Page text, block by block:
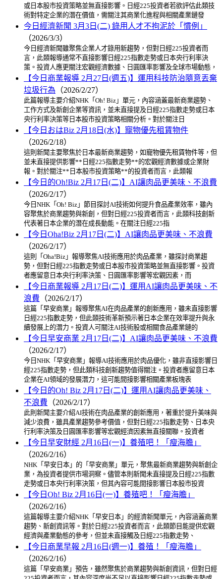
或日本股市投資策略並無直接影響。日經225投資者若欲評估此類技
術對特定企業的潛在價值，需關注其商業化進程與相關產業鏈發
今日經濟新聞 3月3日(二) 錄用人才不拘泥於「慣例」
（2026/3/3）
今日經濟新聞雖聚焦企業人才錄用新趨勢，但對日經225投資者而
言，此類報導通常不直接影響日經225指數走勢或日本央行利率決
策。投資人應更關注宏觀經濟數據、日圓匯率影響及全球市場動態，
【今日商業報導 2月27日(週五)】運用科技防治隨意丟棄
垃圾行為 （2026/2/27）
此篇報導主要介紹NHK「Oh! Biz」單元，內容涵蓋最新商業趨勢、
工作方式及新創企業等資訊，並未直接提及日經225指數走勢或日本
央行利率決策等日本股市投資策略相關分析。對於關注日
【今日おはBiz 2月18日(水)】寵物優先租賃物件
（2026/2/18）
這則新聞主要聚焦於日本最新商業趨勢，如寵物優先租賃物件等，但
並未直接提供影響**日經225指數走勢**的宏觀經濟數據或企業財
報。對於關注**日本股市投資策略**的投資者而言，此類報
【今日的Oh!Biz 2月17日(二)】AI讓肉品更美味、不浪費
（2026/2/17）
今日NHK「Oh! Biz」節目探討AI技術如何提升食品產業效率，雖內
容聚焦於商業趨勢與新創，但對日經225投資者而言，此類科技創新
代表著日本企業的潛在成長動能。在關注日經225指
【今日Oha!Biz 2月17日(二)】AI讓肉品更美味、不浪費
（2026/2/17）
這則「Oha!Biz」報導聚焦AI技術應用於肉品產業，雖探討商業趨
勢，但對日經225指數走勢或日本股市投資策略並無直接影響。投資
者應留意日本央行利率決策、日圓匯率影響等宏觀因素，而
【今日商業報導 2月17日(二)】運用AI讓肉品更美味、不
浪費 （2026/2/17）
這篇「早安商業」報導聚焦AI在肉品產業的創新應用，雖未直接影響
日經225指數走勢，但此類技術革新預示著日本企業在效率提升與永
續發展上的潛力。投資人可關注AI技術股或相關食品產業鏈的
【今日早安商業 2月17日(二)】AI讓肉品更美味、不浪費
（2026/2/17）
今日NHK「早安商業」報導AI技術應用於肉品優化，雖非直接影響日
經225指數走勢，但此類科技創新趨勢值得關注。投資者應留意日本
企業在AI領域的發展潛力，這可能間接影響相關產業板塊表
【今日的Oh! Biz 2月17日(二)】運用AI讓肉品更美味、
不浪費 （2026/2/17）
此則新聞主要介紹AI技術在肉品產業的創新應用，著重於提升美味與
減少浪費，雖具產業趨勢參考價值，但對日經225指數走勢、日本央
行利率決策及日圓匯率影響等宏觀經濟因素無直接關聯。投資者
【今日早安財經 2月16日(一)】養殖吧！「瘦海膽」
（2026/2/16）
NHK「早安日本」的「早安商業」單元，聚焦最新商業趨勢與新創企
業，為投資者提供市場洞察。儘管本則新聞未直接提及日經225指數
走勢或日本央行利率決策，但其內容可能間接影響日本股市投資
【今日Oh! Biz 2月16日(一)】養殖吧！「瘦海膽」
（2026/2/16）
這篇報導主要介紹NHK「早安日本」的經濟新聞單元，內容涵蓋商業
趨勢、新創資訊等。對於日經225投資者而言，此類節目能提供宏觀
經濟與產業動態的參考，但並未直接觸及日經225指數走勢、
【今日商業早報 2月16日(週一)】養殖！「瘦海膽」
（2026/2/16）
這篇「早安商業」預告，雖然聚焦於商業趨勢與新創資訊，但對日經